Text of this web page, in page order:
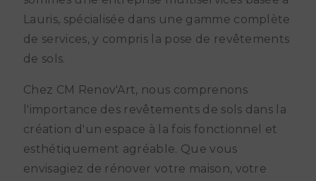
Lauris, spécialisée dans une gamme complète
de services, y compris la pose de revêtements
de sols.
Chez CM Renov'Art, nous comprenons
l'importance des revêtements de sols dans la
création d'un espace à la fois fonctionnel et
esthétiquement agréable. Que vous
envisagiez de rénover votre maison, votre